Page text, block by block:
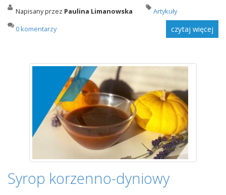
Napisany przez Paulina Limanowska
Artykuły
0 komentarzy
czytaj więcej
Syrop korzenno-dyniowy